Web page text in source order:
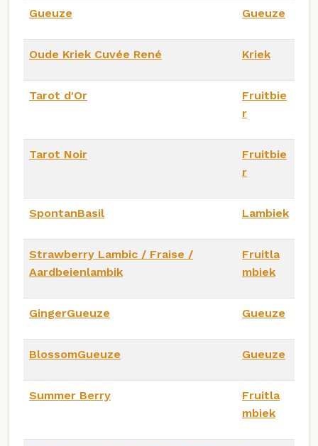
Gueuze Gueuze
Oude Kriek Cuvée René Kriek
Tarot d'Or
Fruitbie
r
Tarot Noir
Fruitbie
r
SpontanBasil Lambiek
Strawberry Lambic / Fraise /
Aardbeienlambik
Fruitla
mbiek
GingerGueuze Gueuze
BlossomGueuze Gueuze
Summer Berry
Fruitla
mbiek